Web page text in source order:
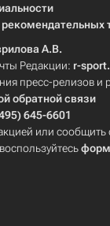
А.В.
Редакции: r-
пресс-релизов и
обратной связи
645-6601
или сообщить